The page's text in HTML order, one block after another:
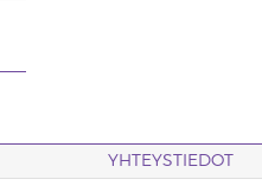
YHTEYSTIEDOT